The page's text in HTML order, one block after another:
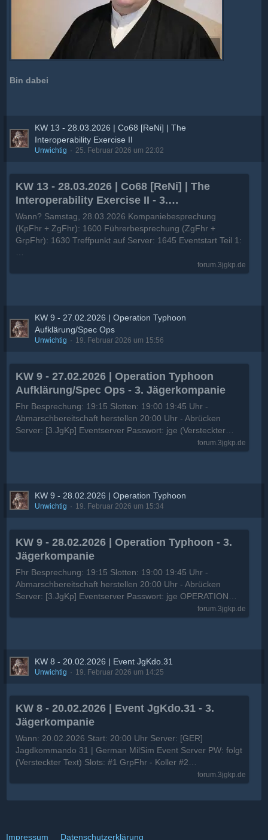
Bin dabei
KW 13 - 28.03.2026 | Co68 [ReNi] | The
Interoperability Exercise II
Unwichtig 25. Februar 2026 um 22:02
KW 13 - 28.03.2026 | Co68 [ReNi] | The
Interoperability Exercise II - 3.
Jägerkompanie
Wann? Samstag, 28.03.2026 Kompaniebesprechung
(KpFhr + ZgFhr): 1600 Führerbesprechung (ZgFhr +
GrpFhr): 1630 Treffpunkt auf Server: 1645 Eventstart Teil 1:
forum.3jgkp.de
KW 9 - 27.02.2026 | Operation Typhoon
Aufklärung/Spec Ops
Unwichtig 19. Februar 2026 um 15:56
KW 9 - 27.02.2026 | Operation Typhoon
Aufklärung/Spec Ops - 3. Jägerkompanie
Fhr Besprechung: 19:15 Slotten: 19:00 19:45 Uhr -
Abmarschbereitschaft herstellen 20:00 Uhr - Abrücken
Server: [3.JgKp] Eventserver Passwort: jge (Versteckter…
forum.3jgkp.de
KW 9 - 28.02.2026 | Operation Typhoon
Unwichtig 19. Februar 2026 um 15:34
KW 9 - 28.02.2026 | Operation Typhoon - 3.
Jägerkompanie
Fhr Besprechung: 19:15 Slotten: 19:00 19:45 Uhr -
Abmarschbereitschaft herstellen 20:00 Uhr - Abrücken
Server: [3.JgKp] Eventserver Passwort: jge OPERATION…
forum.3jgkp.de
KW 8 - 20.02.2026 | Event JgKdo.31
Unwichtig 19. Februar 2026 um 14:25
KW 8 - 20.02.2026 | Event JgKdo.31 - 3.
Jägerkompanie
Wann: 20.02.2026 Start: 20:00 Uhr Server: [GER]
Jagdkommando 31 | German MilSim Event Server PW: folgt
(Versteckter Text) Slots: #1 GrpFhr - Koller #2…
forum.3jgkp.de
Impressum Datenschutzerklärung